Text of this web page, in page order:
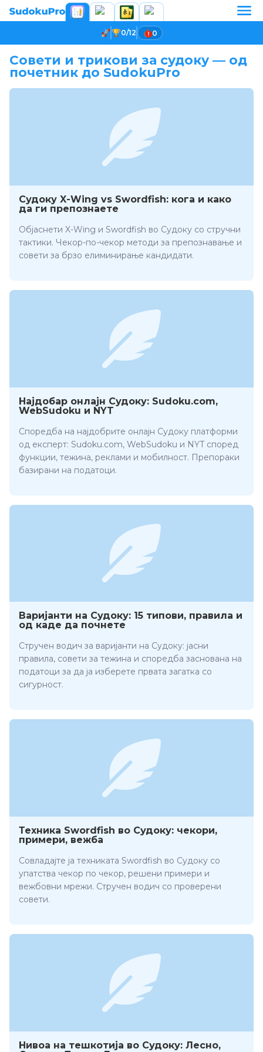
0/12 0
Совети и трикови за судоку — од
почетник до SudokuPro
Судоку X-Wing vs Swordfish: кога и како
да ги препознаете
Објаснети X-Wing и Swordfish во Судоку со стручни
тактики. Чекор-по-чекор методи за препознавање и
совети за брзо елиминирање кандидати.
Најдобар онлајн Судоку: Sudoku.com,
WebSudoku и NYT
Споредба на најдобрите онлајн Судоку платформи
од експерт: Sudoku.com, WebSudoku и NYT според
функции, тежина, реклами и мобилност. Препораки
базирани на податоци.
Варијанти на Судоку: 15 типови, правила и
од каде да почнете
Стручен водич за варијанти на Судоку: јасни
правила, совети за тежина и споредба заснована на
податоци за да ја изберете првата загатка со
сигурност.
Техника Swordfish во Судоку: чекори,
примери, вежба
Совладајте ја техниката Swordfish во Судоку со
упатства чекор по чекор, решени примери и
вежбовни мрежи. Стручен водич со проверени
совети.
Нивоа на тешкотија во Судоку: Лесно,